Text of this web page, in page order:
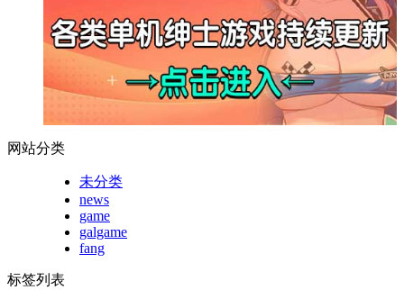
网站分类
未分类
news
game
galgame
fang
标签列表